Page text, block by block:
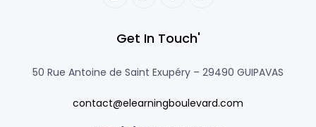
Get In Touch'
50 Rue Antoine de Saint Exupéry – 29490 GUIPAVAS
contact@elearningboulevard.com